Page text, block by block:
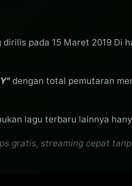
dirilis pada 15 Maret 2019 Di
dengan total pemutaran
lagu terbaru lainnya
gratis, streaming cepat